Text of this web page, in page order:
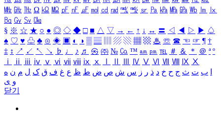
㎒ ㎓ ㎔ Ω ㏀ ㏁ ㎊ ㎋ ㎌ ㏖ ㏅ ㎭ ㎮ ㎯ ㏛ ㎩ ㎪ ㎫ ㎬ ㏝ ㏐
㏓
㏃ ㏉ ㏜ ㏆
§ ※ ☆ ★ ○ ● ◎ ◇ ◆ □ ■ △ ▽ → ← ↑ ↓ ↔ 〓 ◁ ◀ ▷ ▶ ♤
♠ ♡ ♥ ♧ ♣ ⊙ ◈ ▣ ◐ ◑ ▒ ▤ ▨ ▧ ▦ ▩ ♨ ☏ ☎ ☜ ☞ ¶ †
‡ ↕ ↗ ↙ ↖ ↘ ♭ ♩ ♪ ♬ ㉿ ㈜ № ㏇ ™ ㏂ ㏘ ℡ ＃ ＆ ＊ ＠ ª º
ⅰ
ⅱ ⅲ ⅳ ⅴ ⅵ ⅶ ⅷ ⅸ ⅹ Ⅳ Ⅴ Ⅵ Ⅶ Ⅷ Ⅸ Ⅹ
ب ت ث ج ح خ د ذ ر ز س ش ص ض ط ظ ع غ ف ق ک ل م ن ه
و ی
닫기